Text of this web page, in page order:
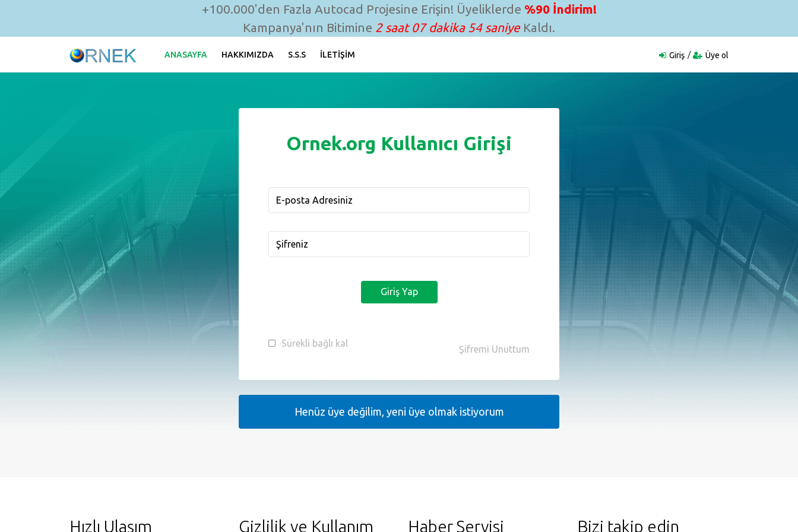
+100.000'den Fazla Autocad Projesine Erişin! Üyeliklerde %90 İndirim!
Kampanya'nın Bitimine 2 saat 07 dakika 54 saniyeKaldı.
ANASAYFA HAKKIMIZDA S.S.S İLETIŞIM Giriş Üye ol
Ornek.org Kullanıcı Girişi
Giriş Yap
Sürekli bağlı kal
Şifremi Unuttum
Henüz üye değilim, yeni üye olmak istiyorum
Hızlı Ulaşım Gizlilik ve Kullanım Haber Servisi Bizi takip edin